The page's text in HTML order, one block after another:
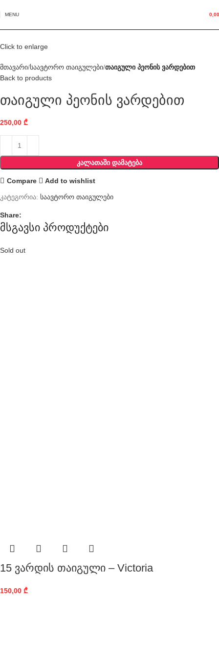
MENU
Click to enlarge
მთავარი საავტორო თაიგულები თაიგული პეონის ვარდებით
Back to products
თაიგული პეონის ვარდებით
250,00 ₾
ᲙᲐᲚᲐᲗᲐᲨᲘ ᲓᲐᲛᲐᲢᲔᲑᲐ
Compare Add to wishlist
კატეგორია: საავტორო თაიგულები
Share:
მსგავსი პროდუქტები
Sold out
15 ვარდის თაიგული – Victoria
150,00 ₾